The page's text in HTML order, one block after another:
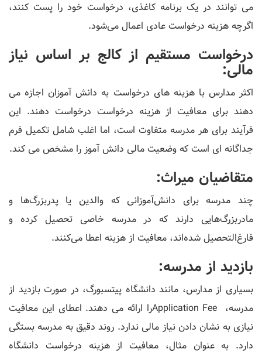
می ‌توانند در یک برنامه کاغذی، درخواست خود را پست کنند،
اگرچه هزینه درخواست عادی اعمال می‌شود.
درخواست مستقیم از کالج بر اساس نیاز
مالی:
اکثر مدارس با هزینه های درخواست به دانش آموزان اجازه می
دهند برای معافیت از هزینه درخواست درخواست دهند. این
فرآیند برای هر مدرسه متفاوت است، اما اغلب شامل تکمیل فرم
جداگانه ای است که وضعیت مالی دانش آموز را مشخص می کند.
متقاضیان میراث:
چند مدرسه برای دانش‌آموزانی که والدین یا پدربزرگ‌ها و
مادربزرگ‌هایی دارند که در مدرسه خاصی تحصیل کرده و
فارغ‌التحصیل شده‌اند، معافیت از هزینه اعطا می‌کنند.
بازدید از مدرسه:
بسیاری از مدارس، مانند دانشگاه پیتسبورگ، در صورت بازدید از
مدرسه، Application Feeرا ارائه می دهند. اعطای این معافیت
نیازی به نشان دادن نیاز مالی ندارد. روند دقیق به مدرسه بستگی
دارد. به عنوان مثال، معافیت از هزینه درخواست دانشگاه